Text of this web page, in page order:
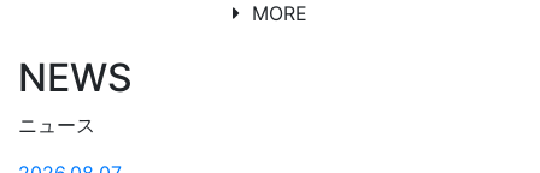
MORE
NEWS
ニュース